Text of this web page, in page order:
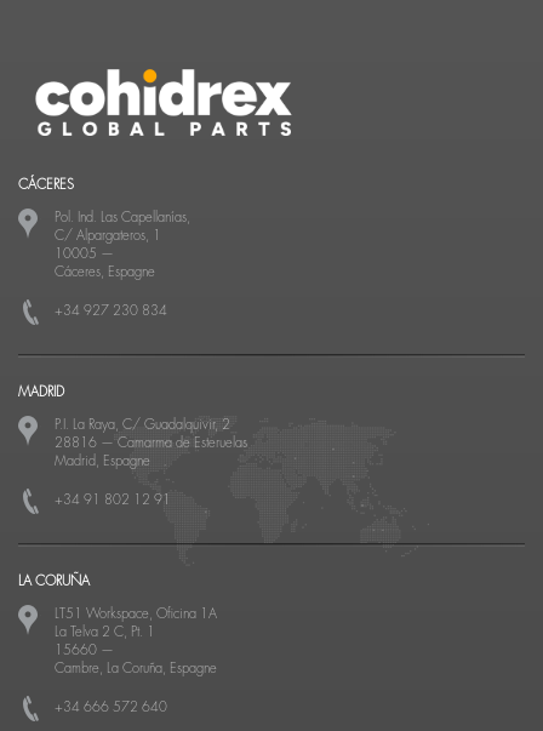
CÁCERES
Pol. Ind. Las Capellanías,
C/ Alpargateros, 1
10005 —
Cáceres, Espagne
+34 927 230 834
MADRID
P.I. La Raya, C/ Guadalquivir, 2
28816 — Camarma de Esteruelas
Madrid, Espagne
+34 91 802 12 91
LA CORUÑA
LT51 Workspace, Oficina 1A
La Telva 2 C, Pt. 1
15660 —
Cambre, La Coruña, Espagne
+34 666 572 640